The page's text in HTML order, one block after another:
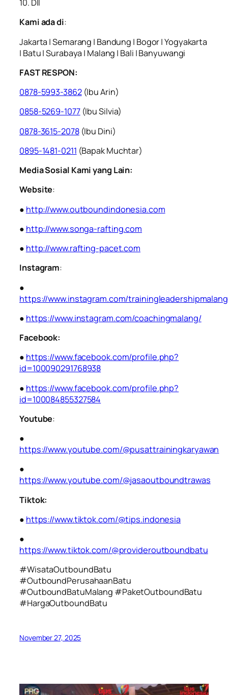
10. Dll
Kami ada di:
Jakarta | Semarang | Bandung | Bogor | Yogyakarta
| Batu | Surabaya | Malang | Bali | Banyuwangi
FAST RESPON:
0878-5993-3862(Ibu Arin)
0858-5269-1077(Ibu Silvia)
0878-3615-2078(Ibu Dini)
0895-1481-0211 (Bapak Muchtar)
Media Sosial Kami yang Lain:
Website:
● http://www.outboundindonesia.com
● http://www.songa-rafting.com
● http://www.rafting-pacet.com
Instagram:
●
https://www.instagram.com/
● https://www.instagram.com/coachingmalang/
Facebook:
● https://www.facebook.com/profile.php?
id=100090291768938
● https://www.facebook.com/profile.php?
id=100084855327584
Youtube:
●
https://www.youtube.com/@pusattrainingkaryawan
●
https://www.youtube.com/@jasaoutboundtrawas
Tiktok:
● https://www.tiktok.com/@tips.indonesia
●
https://www.tiktok.com/@provideroutboundbatu
#WisataOutboundBatu
#OutboundPerusahaanBatu
#OutboundBatuMalang #PaketOutboundBatu
#HargaOutboundBatu
November 27, 2025